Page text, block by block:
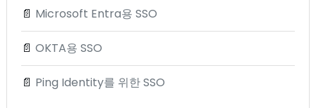
📄 Microsoft Entra용 SSO
📄 OKTA용 SSO
📄 Ping Identity를 위한 SSO